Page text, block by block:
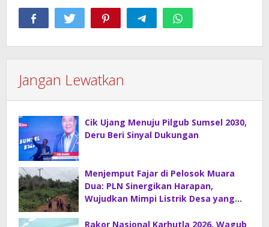
Jangan Lewatkan
Cik Ujang Menuju Pilgub Sumsel 2030,
Deru Beri Sinyal Dukungan
Menjemput Fajar di Pelosok Muara
Dua: PLN Sinergikan Harapan,
Wujudkan Mimpi Listrik Desa yang
Rakor Nasional Karhutla 2026, Wagub